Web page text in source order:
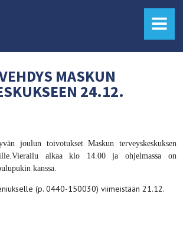
MENU
MASKUN
24.12.
joulun toivotukset Maskun terveyskeskuksen
alkaa klo 14.00 ja ohjelmassa on
kanssa.
(p. 0440-150030) viimeistään 21.12.